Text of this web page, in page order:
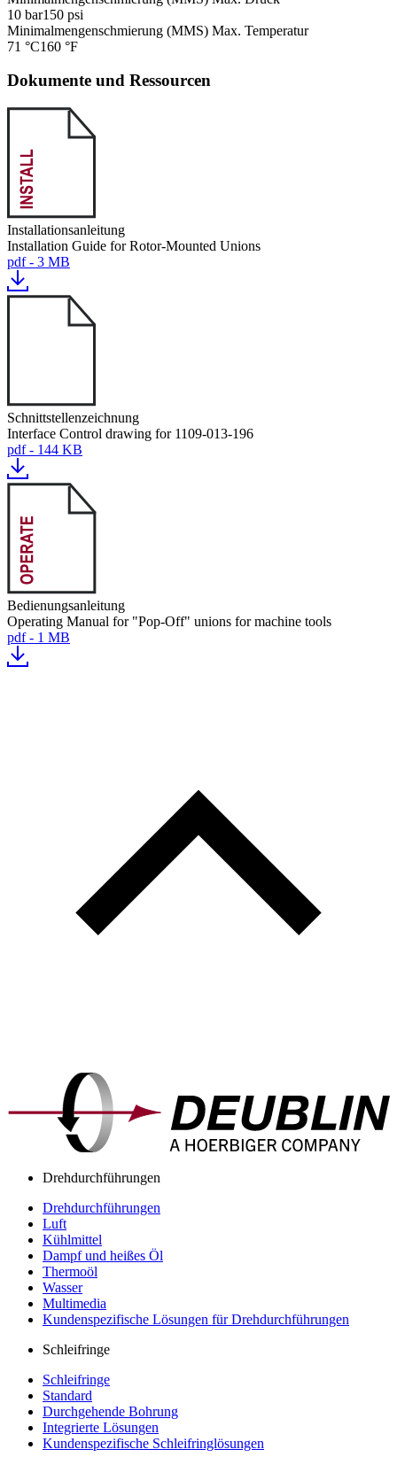
10 bar150 psi
Minimalmengenschmierung (MMS) Max. Temperatur
71 °C160 °F
Dokumente und Ressourcen
Installationsanleitung
Installation Guide for Rotor-Mounted Unions
pdf - 3 MB
Schnittstellenzeichnung
Interface Control drawing for 1109-013-196
pdf - 144 KB
Bedienungsanleitung
Operating Manual for "Pop-Off" unions for machine tools
pdf - 1 MB
Drehdurchführungen
Drehdurchführungen
Luft
Kühlmittel
Dampf und heißes Öl
Thermoöl
Wasser
Multimedia
Kundenspezifische Lösungen für Drehdurchführungen
Schleifringe
Schleifringe
Standard
Durchgehende Bohrung
Integrierte Lösungen
Kundenspezifische Schleifringlösungen